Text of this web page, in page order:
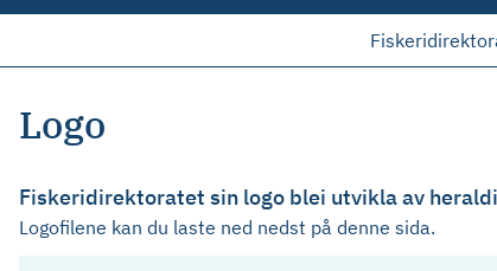
Logo
Fiskeridirektoratet sin logo blei utvikla av
Logofilene kan du laste ned nedst på denne sida.